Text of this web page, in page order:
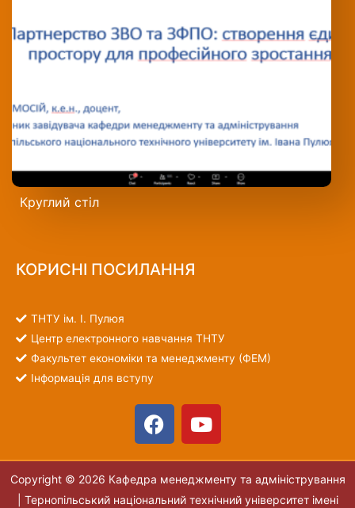
Круглий стіл
КОРИСНІ ПОСИЛАННЯ
ТНТУ ім. І. Пулюя
Центр електронного навчання ТНТУ
Факультет економіки та менеджменту (ФЕМ)
Інформація для вступу
Copyright © 2026 Кафедра менеджменту та адміністрування
Тернопільський національний технічний університет імені